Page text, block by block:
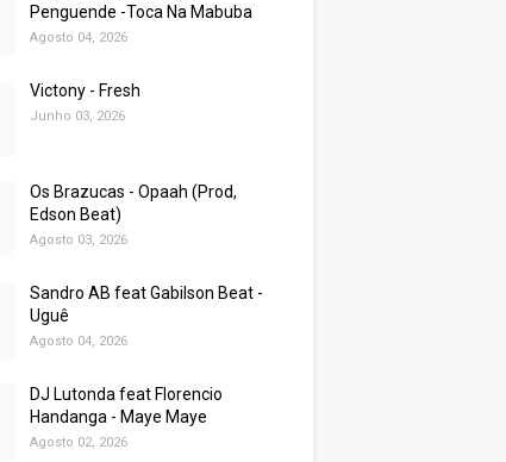
Penguende -Toca Na Mabuba
Agosto 04, 2026
Victony - Fresh
Junho 03, 2026
Os Brazucas - Opaah (Prod,
Edson Beat)
Agosto 03, 2026
Sandro AB feat Gabilson Beat -
Uguê
Agosto 04, 2026
DJ Lutonda feat Florencio
Handanga - Maye Maye
Agosto 02, 2026